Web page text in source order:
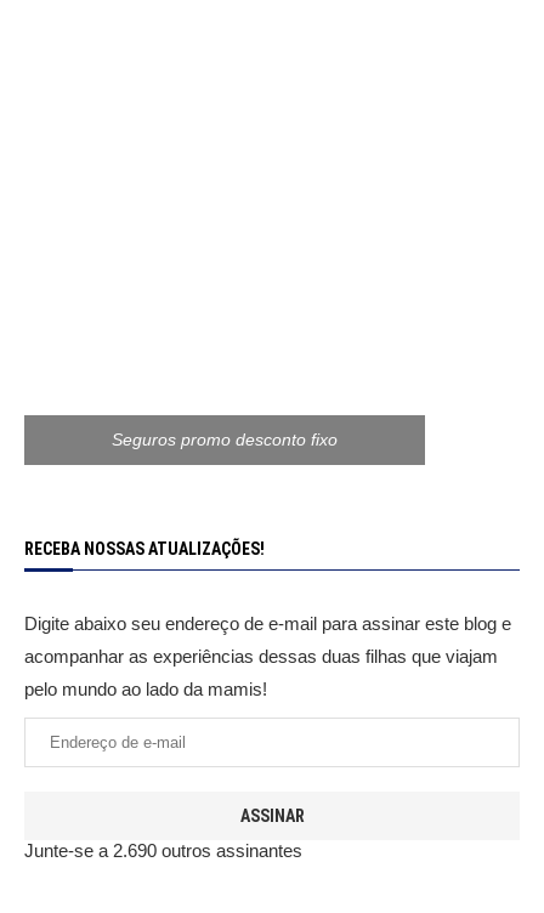
Seguros promo desconto fixo
RECEBA NOSSAS ATUALIZAÇÕES!
Digite abaixo seu endereço de e-mail para assinar este blog e
acompanhar as experiências dessas duas filhas que viajam
pelo mundo ao lado da mamis!
ASSINAR
Junte-se a 2.690 outros assinantes